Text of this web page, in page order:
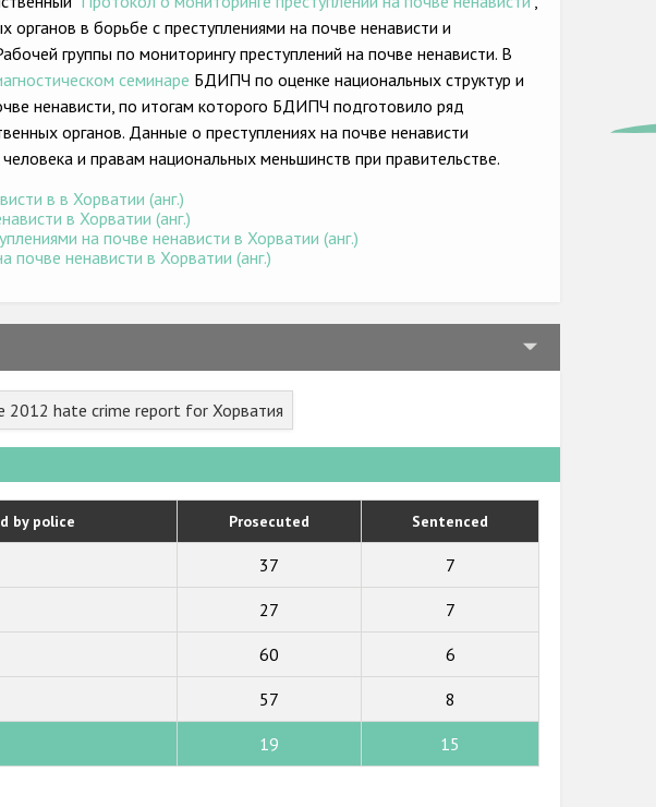
органов в борьбе с преступлениями на почве ненависти и
группы по мониторингу преступлений на почве ненависти. В
семинаре БДИПЧ по оценке национальных структур и
ненависти, по итогам которого БДИПЧ подготовило ряд
органов. Данные о преступлениях на почве ненависти
и правам национальных меньшинств при правительстве.
в в Хорватии (анг.)
в Хорватии (анг.)
на почве ненависти в Хорватии (анг.)
почве ненависти в Хорватии (анг.)
2012 hate crime report for Хорватия
by police Prosecuted Sentenced
37 7
27 7
60 6
57 8
19 15